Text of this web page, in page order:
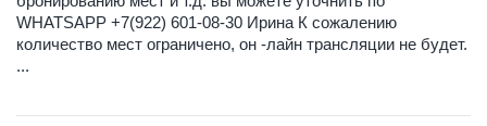
WHATSAPP +7(922) 601-08-30 Ирина К сожалению
количество мест ограничено, он -лайн трансляции не будет.
...